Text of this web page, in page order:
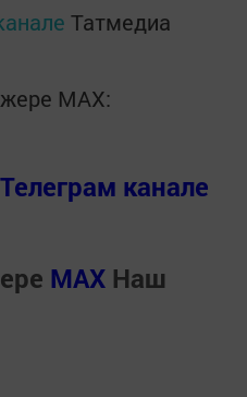
Татмедиа
MАХ:
Телеграм канале
MАХ Наш